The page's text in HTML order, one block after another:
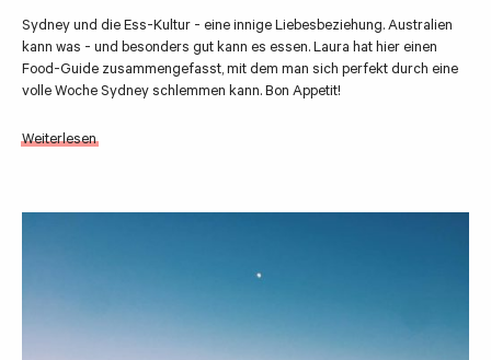
Sydney und die Ess-Kultur - eine innige Liebesbeziehung. Australien
kann was - und besonders gut kann es essen. Laura hat hier einen
Food-Guide zusammengefasst, mit dem man sich perfekt durch eine
volle Woche Sydney schlemmen kann. Bon Appetit!
Weiterlesen